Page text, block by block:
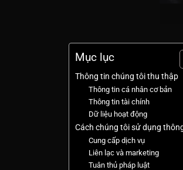
Mục lục
Thông tin chúng tôi thu thập
Thông tin cá nhân cơ bản
Thông tin tài chính
Dữ liệu hoạt động
Cách chúng tôi sử dụng
Cung cấp dịch vụ
Liên lạc và marketing
Tuân thủ pháp luật